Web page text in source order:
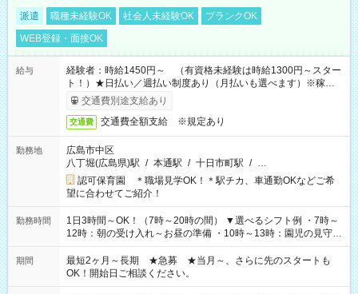
派遣 職種未経験OK 社会人未経験OK
ブランクOK
WEB登録・面接OK
給与
経験者：時給1450円～ （有資格未経験は時給1300円～スター
ト！）★日払い／週払い制度あり（月払いも選べます）※稼働開
始時は手続き完了次第のお支払いとなります★フルタイムでき
る方は100円アップ！
交通費別途支給あり
交通費 交通費全額支給 ※規定あり
勤務地
広島市中区
八丁堀(広島県)駅 / 本通駅 / 十日市町駅 / …
認可保育園 ＊職場見学OK！＊駅チカ、車通勤OKなどご希
望に合わせてご紹介！
勤務時間
1日3時間～OK！（7時～20時の間） ▼選べるシフト例 ・7時～
12時：朝の受け入れ～お昼の準備 ・10時～13時：園児の見守り
～お昼の補助 ・9時～16時：帰りの会まで！子供の成長を見守
る ・15時～20時：夜のお迎えサポート ※残業なし！
期間
最短2ヶ月～長期 ★急募 ★当月～、さらに先のスタートも
OK！開始日ご相談ください。